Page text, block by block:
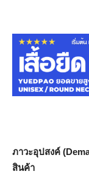
ภาวะอุปสงค์
สินค้า